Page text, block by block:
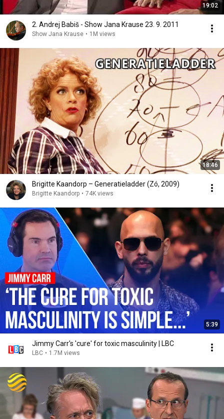
19:02
2. Andrej Babiš - Show Jana Krause 23. 9. 2011
Show Jana Krause • 1M views
18:46
Brigitte Kaandorp – Generatieladder (Zó, 2009)
Brigitte Kaandorp • 74K views
5:39
Jimmy Carr's 'cure' for toxic masculinity | LBC
LBC • 1.7M views